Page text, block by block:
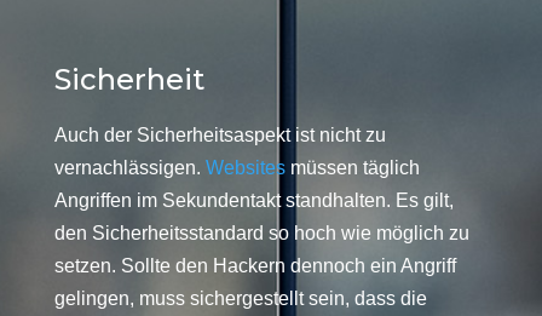
Sicherheit
Auch der Sicherheitsaspekt ist nicht zu
vernachlässigen. Websitesmüssen täglich
Angriffen im Sekundentakt standhalten. Es gilt,
den Sicherheitsstandard so hoch wie möglich zu
setzen. Sollte den Hackern dennoch ein Angriff
gelingen, muss sichergestellt sein, dass die